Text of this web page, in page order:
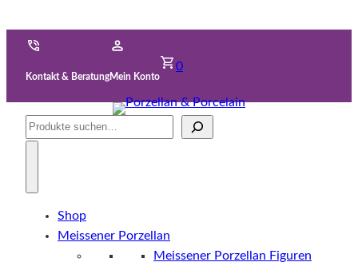
Kontakt & BeratungMein Konto
0
Suche
Shop
Meissener Porzellan
Meissener Porzellan Figuren